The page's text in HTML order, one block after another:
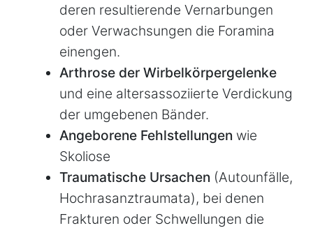
deren resultierende Vernarbungen
oder Verwachsungen die Foramina
einengen.
Arthrose der Wirbelkörpergelenke
und eine altersassoziierte Verdickung
der umgebenen Bänder.
Angeborene Fehlstellungen wie
Skoliose
Traumatische Ursachen (Autounfälle,
Hochrasanztraumata), bei denen
Frakturen oder Schwellungen die